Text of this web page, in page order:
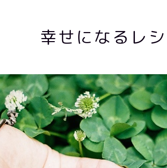
幸せになるレ